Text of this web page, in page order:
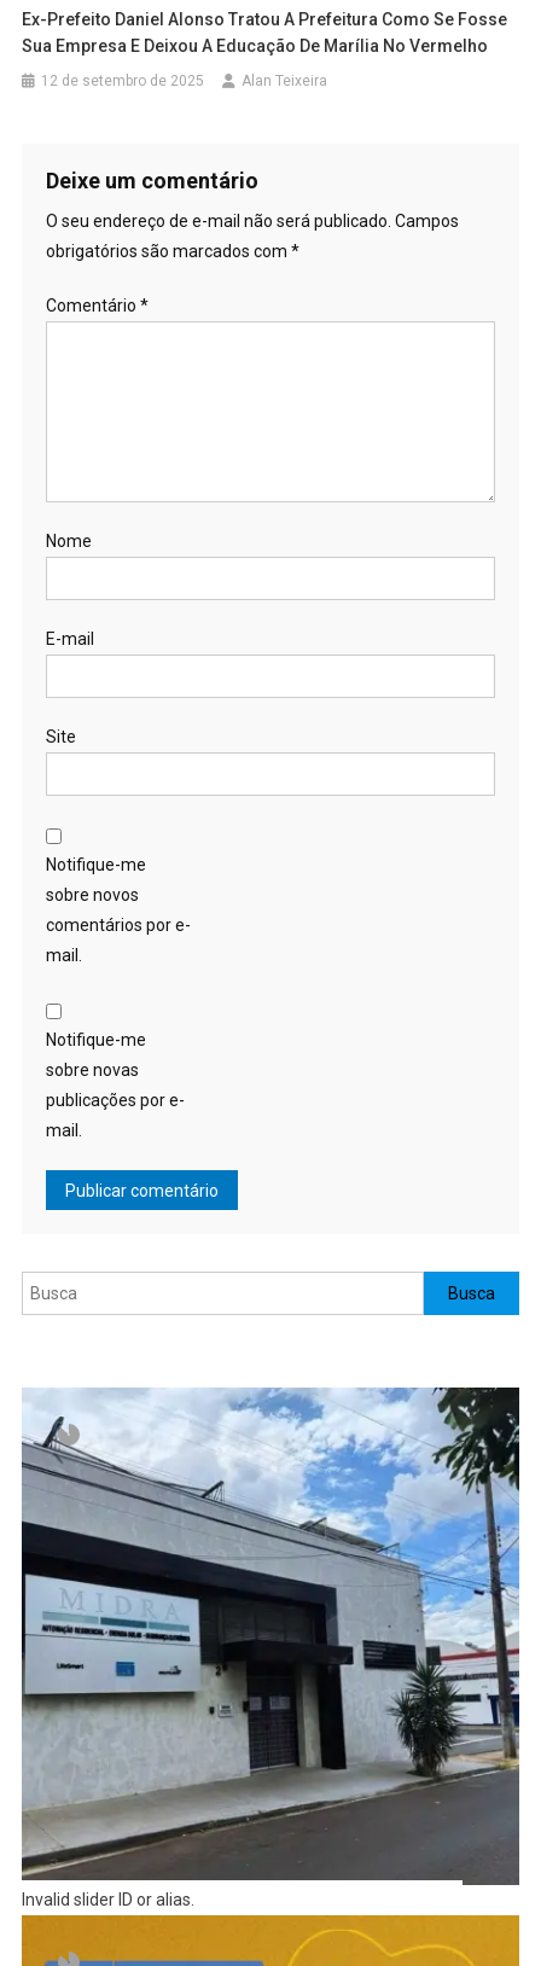
Ex-Prefeito Daniel Alonso Tratou A Prefeitura Como Se Fosse
Sua Empresa E Deixou A Educação De Marília No Vermelho
12 de setembro de 2025 Alan Teixeira
Deixe um comentário
O seu endereço de e-mail não será publicado. Campos
obrigatórios são marcados com *
Comentário *
Nome
E-mail
Site
Notifique-me
sobre novos
comentários por e-
mail.
Notifique-me
sobre novas
publicações por e-
mail.
Pesquisar Busca
Invalid slider ID or alias.